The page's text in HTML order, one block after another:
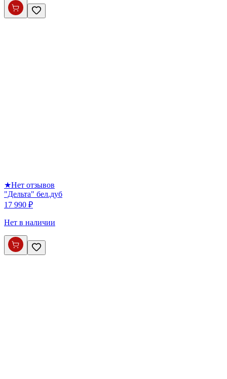
★Нет отзывов
"Дельта" бел.дуб
17 990 ₽
Нет в наличии